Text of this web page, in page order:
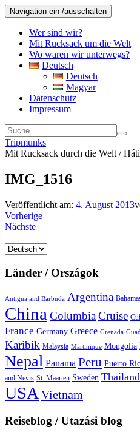
Navigation ein-/ausschalten
Wer sind wir?
Mit Rucksack um die Welt
Wo waren wir unterwegs?
Deutsch
Deutsch
Magyar
Datenschutz
Impressum
Tripmunks
Mit Rucksack durch die Welt /
IMG_1516
Veröffentlicht am: 4. August 2013
Vorherige
Nächste
Sprache
Länder / Országok
Antigua and Barbuda Argentina
China ColumbiaCruise
France Germany Greece Grenada
Karibik Malaysia Martinique Mongolia
Nepal Panama Peru Puerto
and Nevis St. Maarten Sweden Thailand
USAVietnam
Reiseblog / Utazási blog